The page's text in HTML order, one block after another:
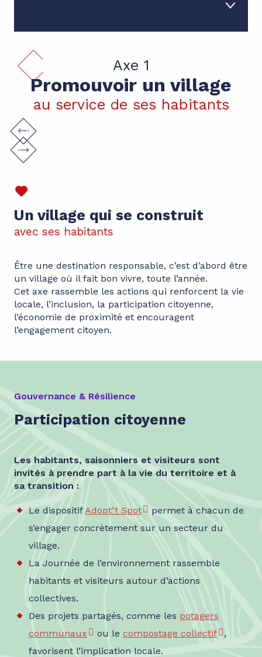
01
02
Axe 1
Promouvoir un village
au service de ses habitants
Un village qui se construit
avec ses habitants
Être une destination responsable, c’est d’abord être
un village où il fait bon vivre, toute l’année.
Cet axe rassemble les actions qui renforcent la vie
locale, l’inclusion, la participation citoyenne,
l’économie de proximité et encouragent
l’engagement citoyen.
Gouvernance & Résilience
Participation citoyenne
Les habitants, saisonniers et visiteurs sont
invités à prendre part à la vie du territoire et à
sa transition :
Le dispositif Adopt’1 Spot
permet à chacun de
s’engager concrètement sur un secteur du
village.
La Journée de l’environnement rassemble
habitants et visiteurs autour d’actions
collectives.
Des projets partagés, comme les potagers
communaux
ou le compostage collectif
,
favorisent l’implication locale.